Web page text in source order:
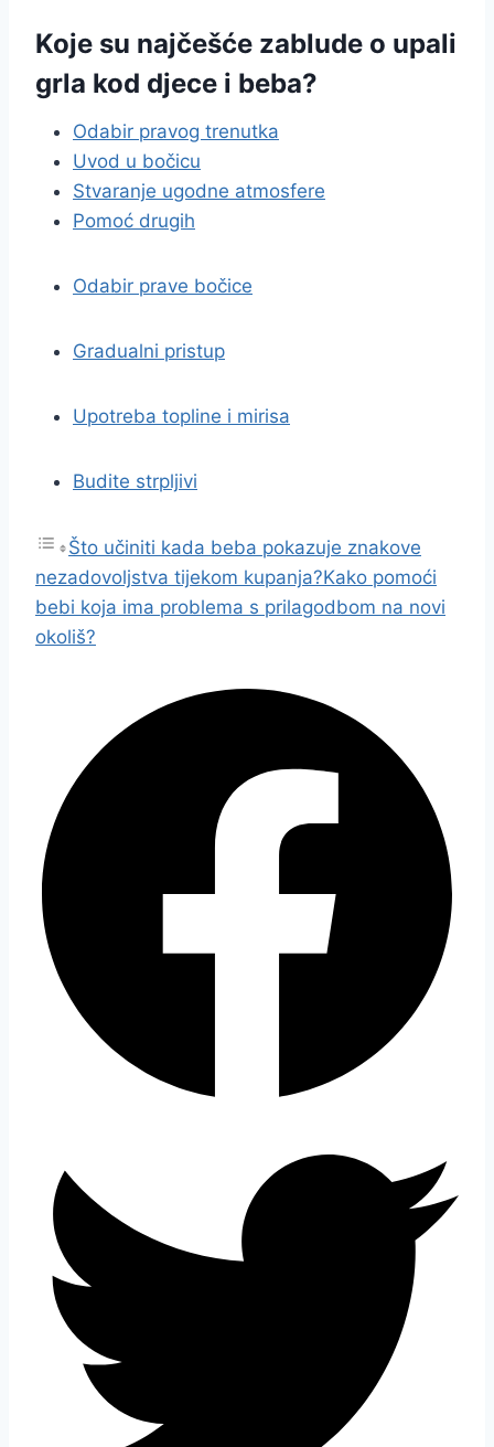
Koje su najčešće zablude o upali
grla kod djece i beba?
Odabir pravog trenutka
Uvod u bočicu
Stvaranje ugodne atmosfere
Pomoć drugih
Odabir prave bočice
Gradualni pristup
Upotreba topline i mirisa
Budite strpljivi
Što učiniti kada beba pokazuje znakove
nezadovoljstva tijekom kupanja?Kako pomoći
bebi koja ima problema s prilagodbom na novi
okoliš?